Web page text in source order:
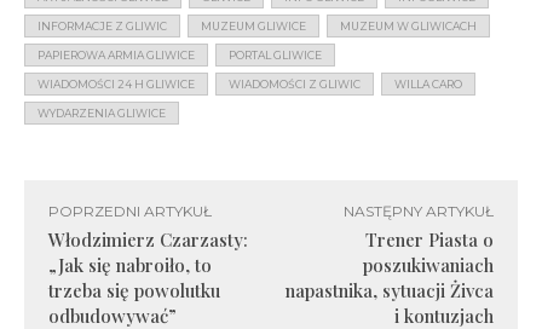
INFORMACJE Z GLIWIC MUZEUM GLIWICE MUZEUM W GLIWICACH
PAPIEROWA ARMIA GLIWICE PORTAL GLIWICE
WIADOMOŚCI 24 H GLIWICE WIADOMOŚCI Z GLIWIC WILLA CARO
WYDARZENIA GLIWICE
POPRZEDNI ARTYKUŁ
Włodzimierz Czarzasty:
„Jak się nabroiło, to
trzeba się powolutku
odbudowywać”
NASTĘPNY ARTYKUŁ
Trener Piasta o
poszukiwaniach
napastnika, sytuacji Żivca
i kontuzjach